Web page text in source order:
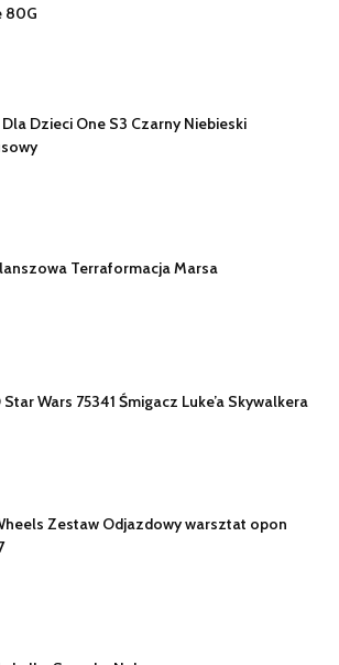
80G
Dzieci One S3 Czarny Niebieski
Terraformacja Marsa
Star Wars 75341 Śmigacz Luke’a Skywalkera
Zestaw Odjazdowy warsztat opon